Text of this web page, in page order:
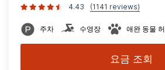
4.43
(1141 reviews)
주차 수영장 애완 동물
요금 조회